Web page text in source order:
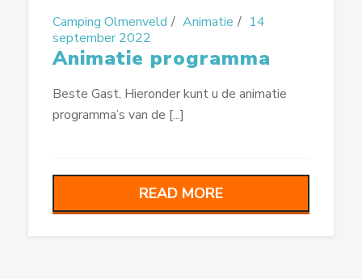
Camping Olmenveld Animatie
14
september 2022
Animatie programma
Beste Gast, Hieronder kunt u de animatie
programma’s van de [...]
READ MORE